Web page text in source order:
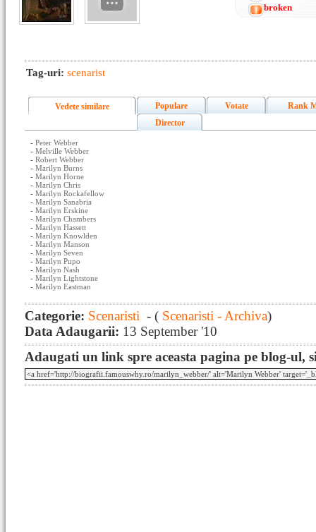
broken
Tag-uri: scenarist
Vedete similare Populare Votate
Rank
Director
- Peter Webber
- Melville Webber
- Robert Webber
- Marilyn Burns
- Marilyn Horne
- Marilyn Chris
- Marilyn Rockafellow
- Marilyn Sanabria
- Marilyn Erskine
- Marilyn Chambers
- Marilyn Hassett
- Marilyn Knowlden
- Marilyn Manson
- Marilyn Seven
- Marilyn Pupo
- Marilyn Nash
- Marilyn Lightstone
- Marilyn Eastman
Categorie: Scenaristi - ( Scenaristi - Archiva)
Data Adaugarii: 13 September '10
Adaugati un link spre aceasta pagina pe blog-ul,